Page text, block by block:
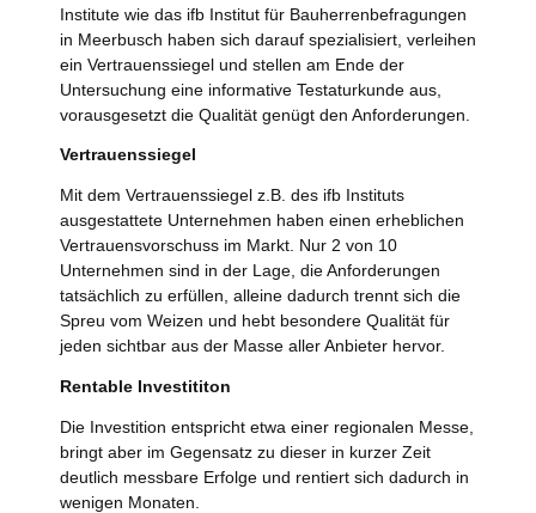
Institute wie das ifb Institut für Bauherrenbefragungen
in Meerbusch haben sich darauf spezialisiert, verleihen
ein Vertrauenssiegel und stellen am Ende der
Untersuchung eine informative Testaturkunde aus,
vorausgesetzt die Qualität genügt den Anforderungen.
Vertrauenssiegel
Mit dem Vertrauenssiegel z.B. des ifb Instituts
ausgestattete Unternehmen haben einen erheblichen
Vertrauensvorschuss im Markt. Nur 2 von 10
Unternehmen sind in der Lage, die Anforderungen
tatsächlich zu erfüllen, alleine dadurch trennt sich die
Spreu vom Weizen und hebt besondere Qualität für
jeden sichtbar aus der Masse aller Anbieter hervor.
Rentable Investititon
Die Investition entspricht etwa einer regionalen Messe,
bringt aber im Gegensatz zu dieser in kurzer Zeit
deutlich messbare Erfolge und rentiert sich dadurch in
wenigen Monaten.